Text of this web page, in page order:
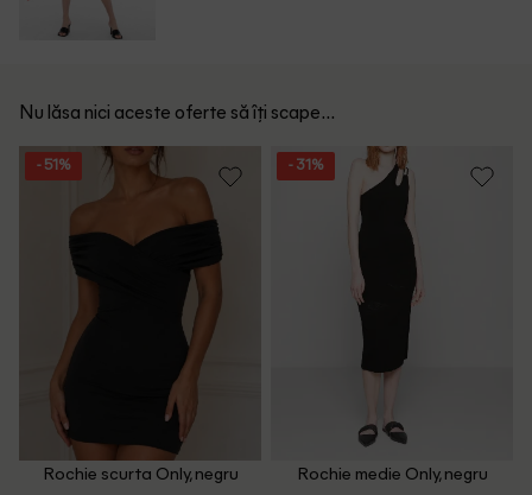
Nu lăsa nici aceste oferte să îți scape...
- 51%
Rochie scurta Only, negru
- 31%
Rochie medie Only, negru